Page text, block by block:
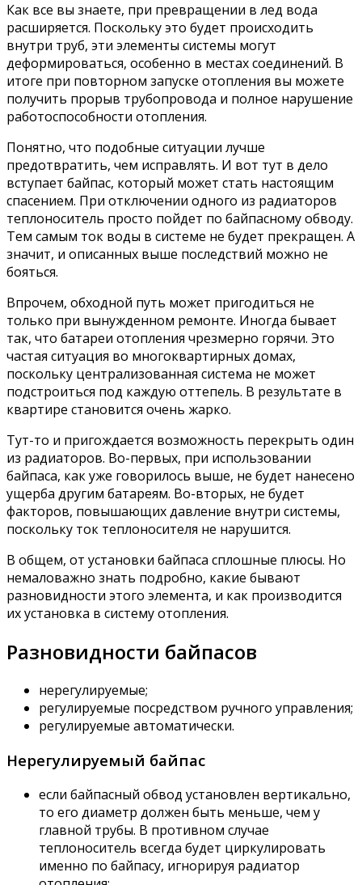
Как все вы знаете, при превращении в лед вода
расширяется. Поскольку это будет происходить
внутри труб, эти элементы системы могут
деформироваться, особенно в местах соединений. В
итоге при повторном запуске отопления вы можете
получить прорыв трубопровода и полное нарушение
работоспособности отопления.
Понятно, что подобные ситуации лучше
предотвратить, чем исправлять. И вот тут в дело
вступает байпас, который может стать настоящим
спасением. При отключении одного из радиаторов
теплоноситель просто пойдет по байпасному обводу.
Тем самым ток воды в системе не будет прекращен. А
значит, и описанных выше последствий можно не
бояться.
Впрочем, обходной путь может пригодиться не
только при вынужденном ремонте. Иногда бывает
так, что батареи отопления чрезмерно горячи. Это
частая ситуация во многоквартирных домах,
поскольку централизованная система не может
подстроиться под каждую оттепель. В результате в
квартире становится очень жарко.
Тут-то и пригождается возможность перекрыть один
из радиаторов. Во-первых, при использовании
байпаса, как уже говорилось выше, не будет нанесено
ущерба другим батареям. Во-вторых, не будет
факторов, повышающих давление внутри системы,
поскольку ток теплоносителя не нарушится.
В общем, от установки байпаса сплошные плюсы. Но
немаловажно знать подробно, какие бывают
разновидности этого элемента, и как производится
их установка в систему отопления.
Разновидности байпасов
нерегулируемые;
регулируемые посредством ручного управления;
регулируемые автоматически.
Нерегулируемый байпас
если байпасный обвод установлен вертикально,
то его диаметр должен быть меньше, чем у
главной трубы. В противном случае
теплоноситель всегда будет циркулировать
именно по байпасу, игнорируя радиатор